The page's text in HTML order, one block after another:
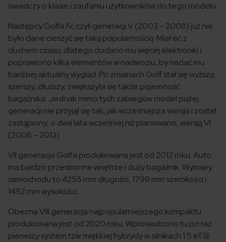
świadczy o klasie i zaufaniu użytkowników do tego modelu.
Następcy Golfa IV, czyli generacji V (2003 – 2008) już nie
było dane cieszyć się taką popularnością. Miał iść z
duchem czasu, dlatego dodano mu więcej elektroniki i
poprawiono kilka elementów w nadwoziu, by nadać mu
bardziej aktualny wygląd. Po zmianach Golf stał się wyższy,
szerszy, dłuższy, zwiększyła się także pojemność
bagażnika. Jednak mimo tych zabiegów model piątej
generacji nie przyjął się tak, jak wcześniejsza wersja i został
zastąpiony, o dwa lata wcześniej niż planowano, wersją VI
(2008 – 2013).
VII generacja Golfa produkowana jest od 2012 roku. Auto
ma bardzo przestronne wnętrze i duży bagażnik. Wymiary
samochodu to 4255 mm długości, 1799 mm szerokości i
1452 mm wysokości.
Obecna VIII generacja najpopularniejszego kompaktu
produkowana jest od 2020 roku. Wprowadzono tu po raz
pierwszy system tzw. miękkiej hybrydy w silnikach 1.5 eTSI.